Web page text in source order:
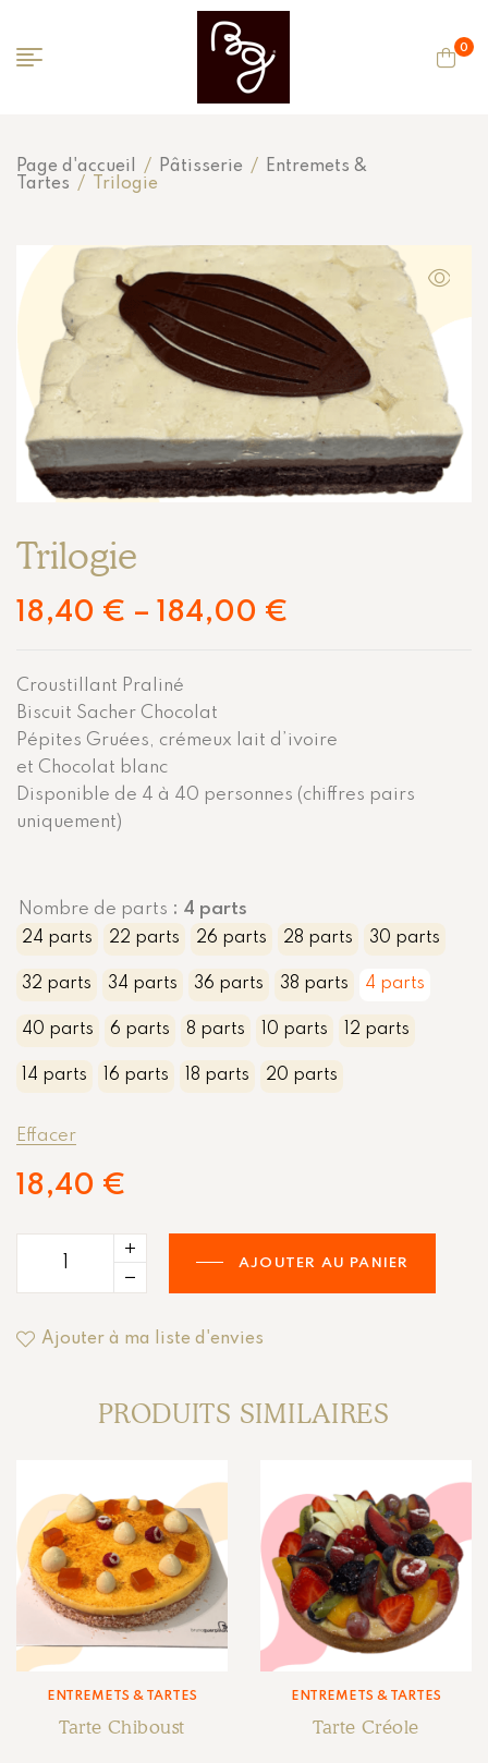
0
Page d'accueil / Pâtisserie /
Entremets &
Tartes / Trilogie
Trilogie
18,40 € – 184,00 €
Croustillant Praliné
Biscuit Sacher Chocolat
Pépites Gruées, crémeux lait d’ivoire
et Chocolat blanc
Disponible de 4 à 40 personnes (chiffres pairs
uniquement)
Nombre de parts : 4 parts
24 parts 22 parts 26 parts 28 parts 30 parts
32 parts 34 parts 36 parts 38 parts 4 parts
40 parts 6 parts 8 parts 10 parts 12 parts
14 parts 16 parts 18 parts 20 parts
Effacer
18,40 €
AJOUTER AU PANIER
Ajouter à ma liste d'envies
PRODUITS SIMILAIRES
ENTREMETS & TARTES
Tarte Chiboust
ENTREMETS & TARTES
Tarte Créole